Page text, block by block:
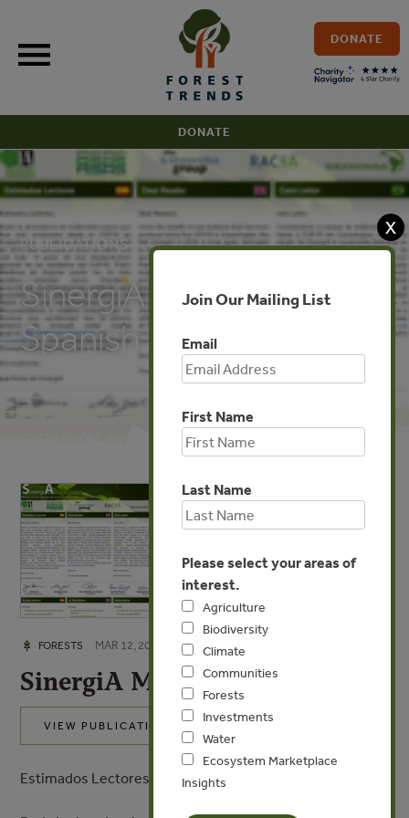
content
DONATE
DONATE
PUBLICATIONS
SinergiA March 2010
Spanish
FORESTS MAR 12, 2010
SinergiA March 2010 Spanish
VIEW PUBLICATION
Estimados Lectores,
X
Join Our Mailing List
Email
First Name
Last Name
Please select your areas of
interest.
Agriculture
Biodiversity
Climate
Communities
Forests
Investments
Water
Ecosystem Marketplace
Insights